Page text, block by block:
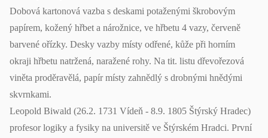
Dobová kartonová vazba s deskami potaženými škrobovým
papírem, kožený hřbet a nárožnice, ve hřbetu 4 vazy, červeně
barvené ořízky. Desky vazby místy odřené, kůže při horním
okraji hřbetu natržená, naražené rohy. Na tit. listu dřevořezová
viněta proděravělá, papír místy zahnědlý s drobnými hnědými
skvrnkami.
Leopold Biwald (26.2. 1731 Vídeň - 8.9. 1805 Štýrský Hradec)
profesor logiky a fysiky na universitě ve Štýrském Hradci. První